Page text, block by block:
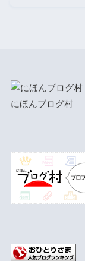
にほんブログ村